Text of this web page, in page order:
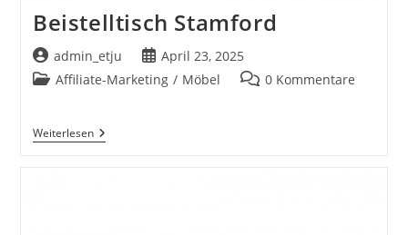
Beistelltisch Stamford
Beitrags-
Autor:
admin_etju
Beitrag
veröffentlicht:
April 23, 2025
Beitrags-
Affiliate-Marketing / Möbel
Beitrags-
0 Kommentare
WeiterlesenBeistelltisch
Stamford